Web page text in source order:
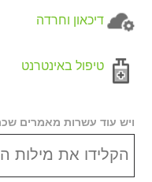
דיכאון וחרדה
טיפול באינטרנט
ויש עוד עשרות מאמרים